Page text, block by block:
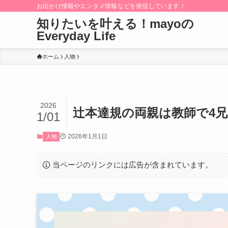
お出かけ情報やエンタメ情報などを発信しています！
知りたいを叶える！mayoの
Everyday Life
ホーム 人物
辻本達規の両親は教師で4
2026
1/01
人物 2026年1月1日
当ページのリンクには広告が含まれています。